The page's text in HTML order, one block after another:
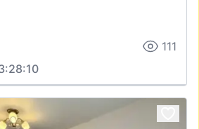
111